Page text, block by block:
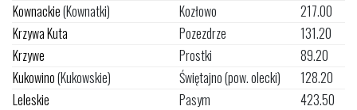
Kownackie(Kownatki) Kozłowo
217.00
Krzywa Kuta
Pozezdrze
131.20
Krzywe
Prostki
89.20
Kukowino(Kukowskie) Świętajno (pow. olecki)
128.20
Leleskie
Pasym
423.50